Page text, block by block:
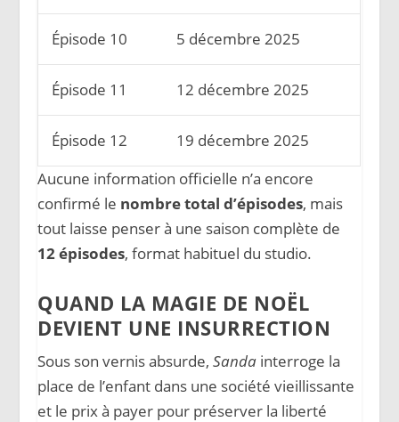
Épisode 10 5 décembre 2025
Épisode 11 12 décembre 2025
Épisode 12
19 décembre 2025
Aucune information officielle n’a encore
confirmé le nombre total d’épisodes, mais
tout laisse penser à une saison complète de
12 épisodes, format habituel du studio.
QUAND LA MAGIE DE NOËL
DEVIENT UNE INSURRECTION
Sous son vernis absurde,Sanda interroge la
place de l’enfant dans une société vieillissante
et le prix à payer pour préserver la liberté